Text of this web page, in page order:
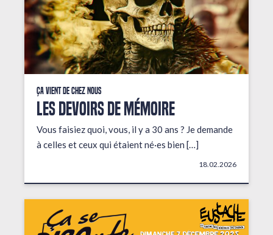
Ça vient de chez nous
LES DEVOIRS DE MÉMOIRE
Vous faisiez quoi, vous, il y a 30 ans ? Je demande
à celles et ceux qui étaient né·es bien […]
18.02.2026